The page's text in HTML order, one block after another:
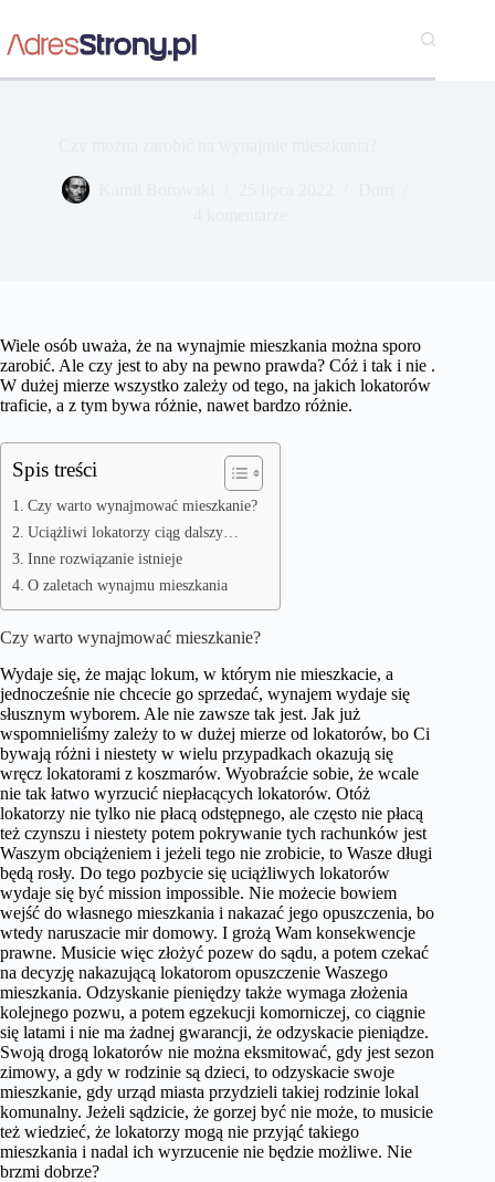
treści
Wiele osób uważa, że na wynajmie mieszkania można sporo
zarobić. Ale czy jest to aby na pewno prawda? Cóż i tak i nie .
W dużej mierze wszystko zależy od tego, na jakich lokatorów
traficie, a z tym bywa różnie, nawet bardzo różnie.
Spis treści
Czy warto wynajmować mieszkanie?
Uciążliwi lokatorzy ciąg dalszy…
Inne rozwiązanie istnieje
O zaletach wynajmu mieszkania
Czy warto wynajmować mieszkanie?
Wydaje się, że mając lokum, w którym nie mieszkacie, a
jednocześnie nie chcecie go sprzedać, wynajem wydaje się
słusznym wyborem. Ale nie zawsze tak jest. Jak już
wspomnieliśmy zależy to w dużej mierze od lokatorów, bo Ci
bywają różni i niestety w wielu przypadkach okazują się
wręcz lokatorami z koszmarów. Wyobraźcie sobie, że wcale
nie tak łatwo wyrzucić niepłacących lokatorów. Otóż
lokatorzy nie tylko nie płacą odstępnego, ale często nie płacą
też czynszu i niestety potem pokrywanie tych rachunków jest
Waszym obciążeniem i jeżeli tego nie zrobicie, to Wasze długi
będą rosły. Do tego pozbycie się uciążliwych lokatorów
wydaje się być mission impossible. Nie możecie bowiem
wejść do własnego mieszkania i nakazać jego opuszczenia, bo
wtedy naruszacie mir domowy. I grożą Wam konsekwencje
prawne. Musicie więc złożyć pozew do sądu, a potem czekać
na decyzję nakazującą lokatorom opuszczenie Waszego
mieszkania. Odzyskanie pieniędzy także wymaga złożenia
kolejnego pozwu, a potem egzekucji komorniczej, co ciągnie
się latami i nie ma żadnej gwarancji, że odzyskacie pieniądze.
Swoją drogą lokatorów nie można eksmitować, gdy jest sezon
zimowy, a gdy w rodzinie są dzieci, to odzyskacie swoje
mieszkanie, gdy urząd miasta przydzieli takiej rodzinie lokal
komunalny. Jeżeli sądzicie, że gorzej być nie może, to musicie
też wiedzieć, że lokatorzy mogą nie przyjąć takiego
mieszkania i nadal ich wyrzucenie nie będzie możliwe. Nie
brzmi dobrze?